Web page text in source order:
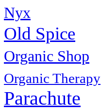
Nyx
Old Spice
Organic Shop
Organic Therapy
Parachute